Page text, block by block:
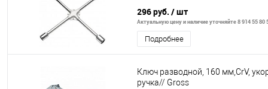
296 руб. / шт
Актуальную цену и наличие уточняйте 8 914 55 80
Подробнее
Ключ разводной, 160 мм,CrV,
ручка// Gross